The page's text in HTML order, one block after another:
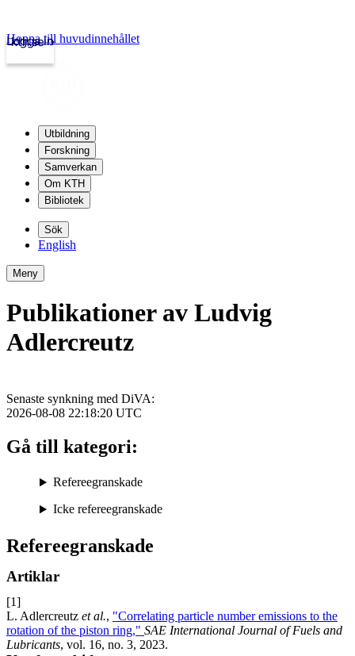
kth.se
Logga in
Hoppa till huvudinnehållet
Utbildning
Forskning
Samverkan
Om KTH
Bibliotek
Sök
English
Meny
Publikationer av Ludvig
Adlercreutz
Refereegranskade
Artiklar
[1]
L. Adlercreutz et al., "Correlating particle number emissions to the
rotation of the piston ring," SAE International Journal of Fuels and
Lubricants, vol. 16, no. 3, 2023.
Senaste synkning med DiVA:
2026-08-08 22:18:20 UTC
Gå till kategori:
Refereegranskade
Icke refereegranskade